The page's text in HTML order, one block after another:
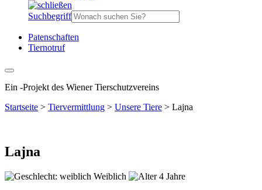
Suchbegriff
Patenschaften
Tiernotruf
Ein -Projekt des Wiener Tierschutzvereins
Startseite > Tiervermittlung > Unsere Tiere > Lajna
Lajna
Weiblich
4 Jahre